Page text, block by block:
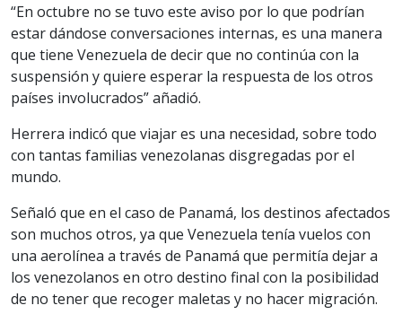
“En octubre no se tuvo este aviso por lo que podrían
estar dándose conversaciones internas, es una manera
que tiene Venezuela de decir que no continúa con la
suspensión y quiere esperar la respuesta de los otros
países involucrados” añadió.
Herrera indicó que viajar es una necesidad, sobre todo
con tantas familias venezolanas disgregadas por el
mundo.
Señaló que en el caso de Panamá, los destinos afectados
son muchos otros, ya que Venezuela tenía vuelos con
una aerolínea a través de Panamá que permitía dejar a
los venezolanos en otro destino final con la posibilidad
de no tener que recoger maletas y no hacer migración.